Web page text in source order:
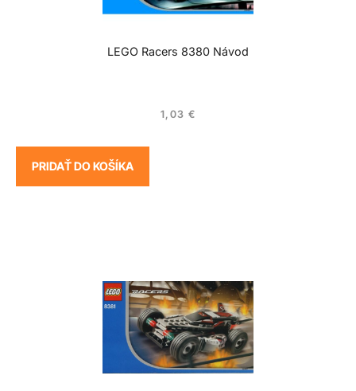
LEGO Racers 8380 Návod
1,03 €
PRIDAŤ DO KOŠÍKA